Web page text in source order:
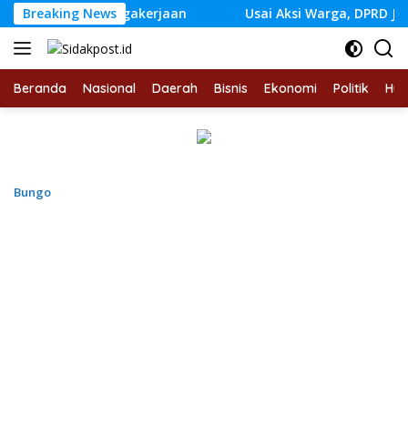
Langsung
ke
konten
Breaking News
Ketenagakerjaan Usai Aksi Warga, DPRD Jambi
Beranda Nasional Daerah Bisnis Ekonomi Politik
Bungo